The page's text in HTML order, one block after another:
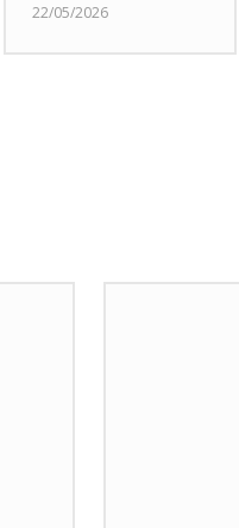
22/05/2026